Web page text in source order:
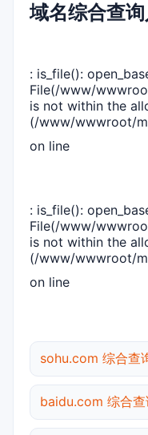
域名综合查询
: is_file():
File(/www/
is not within the
(/www/wwwroot/
on line
: is_file():
File(/www/
is not within the
(/www/wwwroot/
on line
sohu.com 综合查
baidu.com 综合查